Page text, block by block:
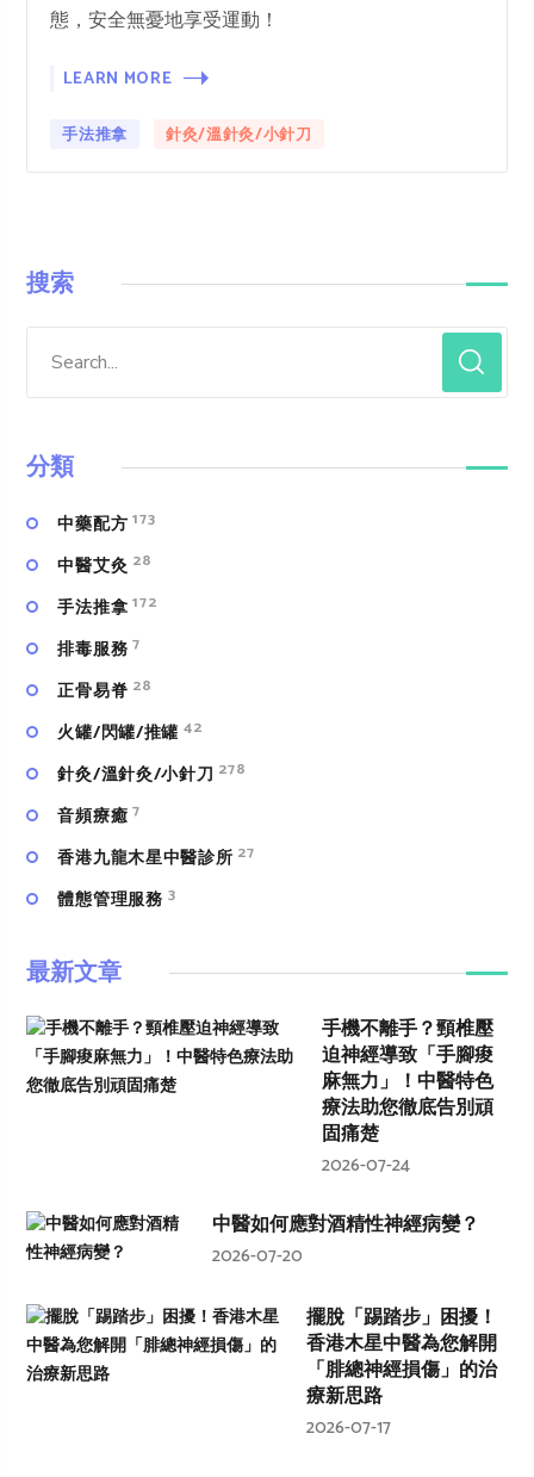
態，安全無憂地享受運動！
LEARN MORE
手法推拿 針灸/溫針灸/小針刀
搜索
分類
中藥配方 173
中醫艾灸 28
手法推拿 172
排毒服務 7
正骨易脊 28
火罐/閃罐/推罐 42
針灸/溫針灸/小針刀 278
⾳頻療癒 7
香港九龍木星中醫診所 27
體態管理服務 3
最新文章
手機不離手？頸椎壓
迫神經導致「手腳痠
麻無力」！中醫特色
療法助您徹底告別頑
固痛楚
2026-07-24
中醫如何應對酒精性神經病變？
2026-07-20
擺脫「踢踏步」困擾！
香港木星中醫為您解開
「腓總神經損傷」的治
療新思路
2026-07-17